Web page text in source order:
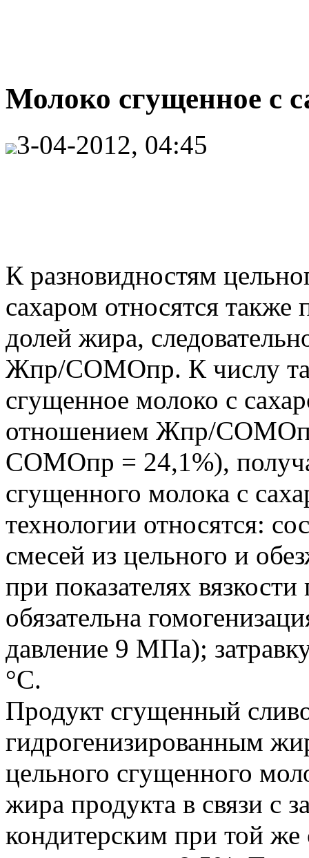
Молоко сгущенное с
3-04-2012, 04:45
К разновидностям
сахаром относятся
долей жира,
Жпр/СОМОпр. К числу
сгущенное молоко с
отношением Жпр/
COMOпр = 24,1%),
сгущенного молока с
технологии относятся:
смесей из цельного и
при показателях
обязательна
давление 9 МПа);
°С.
Продукт сгущенный
гидрогенизированным
цельного сгущенного
жира продукта в связи с
кондитерским при той